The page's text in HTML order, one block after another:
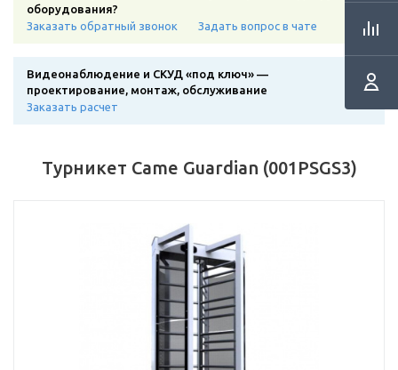
оборудования?
Заказать обратный звонок
Задать вопрос в чате
Видеонаблюдение и СКУД «под ключ» —
проектирование, монтаж, обслуживание
Заказать расчет
Турникет Came Guardian (001PSGS3)